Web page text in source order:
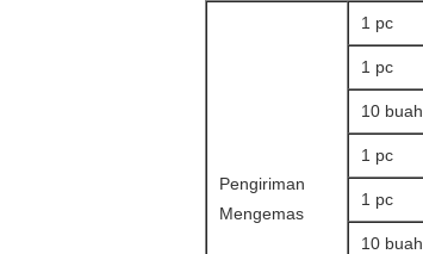
Pengiriman
Mengemas
1 pc
1 pc
10 buah
1 pc
1 pc
10 buah